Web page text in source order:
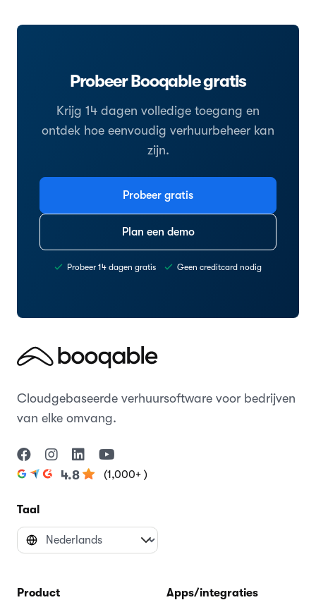
Probeer Booqable gratis
Krijg 14 dagen volledige toegang en
ontdek hoe eenvoudig verhuurbeheer kan
zijn.
Probeer gratis
Plan een demo
Probeer 14 dagen gratis Geen creditcard nodig
Cloudgebaseerde verhuursoftware voor bedrijven
van elke omvang.
4.8 (1,000+ )
Taal
Product
Apps/integraties